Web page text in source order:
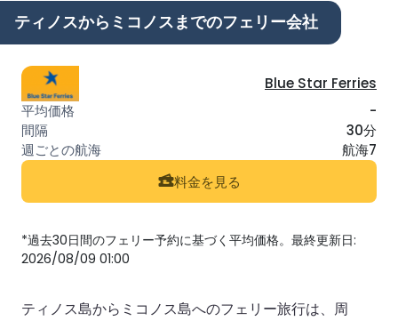
ティノスからミコノスまでのフェリー会社
Blue Star Ferries
-
30分
航海7
料金を見る
*過去30日間のフェリー予約に基づく平均価格。最終更新日:
2026/08/09 01:00
ティノス島からミコノス島へのフェリー旅行は、周